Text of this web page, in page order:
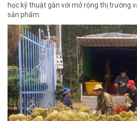
học kỹ thuật gắn với mở rộng thị trường
sản phẩm.